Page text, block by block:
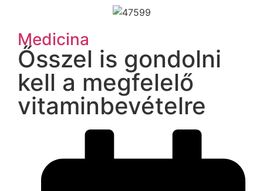
Medicina
Ősszel is gondolni
kell a megfelelő
vitaminbevételre